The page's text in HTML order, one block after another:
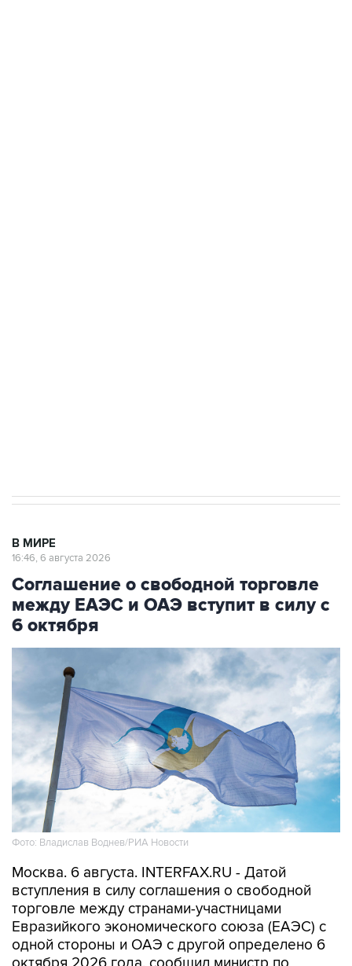
Соглашение о свободной торговле
между ЕАЭС и ОАЭ вступит в силу с
6 октября
Фото: Владислав Воднев/РИА Новости
Москва. 6 августа. INTERFAX.RU - Датой
торговле между странами-участницами
Евразийкого экономического союза (ЕАЭС) с
одной стороны и ОАЭ с другой определено 6
октября 2026 года, сообщил министр по
торговле Евразийской экономической